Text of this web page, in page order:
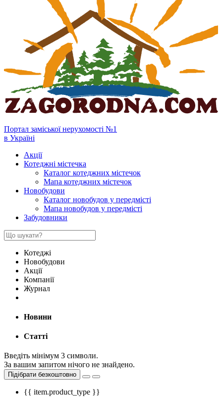
Портал заміської нерухомості №1
в Україні
Акції
Котеджні містечка
Каталог котеджних містечок
Мапа котеджних містечок
Новобудови
Каталог новобудов у передмісті
Мапа новобудов у передмісті
Забудовники
Котеджі
Новобудови
Акції
Компанії
Журнал
Новини
Статті
Введіть мінімум 3 символи.
За вашим запитом нічого не знайдено.
Підібрати безкоштовно
{{ item.product_type }}